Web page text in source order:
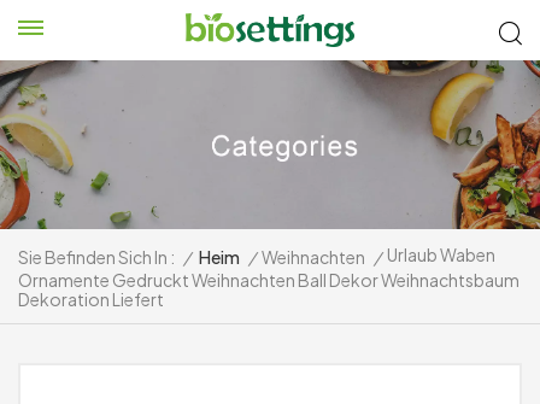
Sie Befinden Sich In : / Heim / Weihnachten / Urlaub Waben
Ornamente Gedruckt Weihnachten Ball Dekor Weihnachtsbaum
Dekoration Liefert